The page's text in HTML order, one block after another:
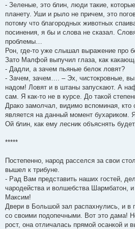
- Зеленые, это блин, люди такие,
планету. Уши и рыло не причем, это
потому что благородных животных
посинения, я бы и слова не сказал.
проблемы…
Рон, где-то уже слышал выражение про
Зато Малфой выпучил глаза, как
- Дадли, а зачем пьяные белок ловят?
- Зачем, зачем…. – Эх, чистокровные,
надом! Ловят и в штаны запускают. А
сам. Я как-то не в курсе. До такой
Драко замолчал, видимо вспоминая, кто
является на данный момент бухариком.
Ой блин, как ему лесник объяснять
*****
Постепенно, народ расселся за свои
вышел к трибуне.
- Рад Вам представить наших гостей,
чародейства и волшебства Шармбатон,
Максим!
Двери в Большой зал распахнулись, и в
со своими подопечными. Вот это дама!
рост, она отличалась прямой осанкой и